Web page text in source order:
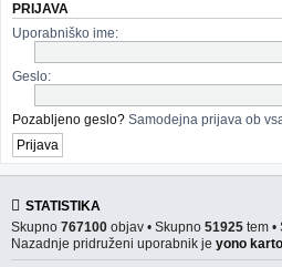
PRIJAVA
Uporabniško ime:
Geslo:
Pozabljeno geslo? Samodejna prijava ob
STATISTIKA
Skupno 767100 objav • Skupno 51925 tem •
Nazadnje pridruženi uporabnik je yono karto